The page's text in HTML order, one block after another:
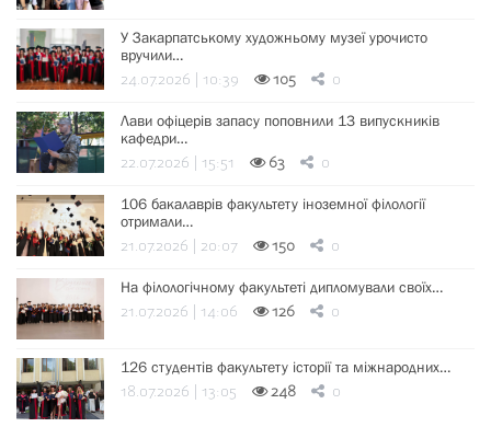
У Закарпатському художньому музеї урочисто
вручили…
24.07.2026 | 10:39 105 0
Лави офіцерів запасу поповнили 13 випускників
кафедри…
22.07.2026 | 15:51 63 0
106 бакалаврів факультету іноземної філології
отримали…
21.07.2026 | 20:07 150 0
На філологічному факультеті дипломували своїх…
21.07.2026 | 14:06 126 0
126 студентів факультету історії та міжнародних…
18.07.2026 | 13:05 248 0